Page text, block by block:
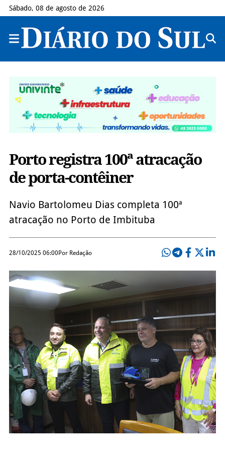
Sábado, 08 de agosto de 2026
Porto registra 100ª atracação
de porta-contêiner
Navio Bartolomeu Dias completa 100ª
atracação no Porto de Imbituba
28/10/2025 06:00Por Redação